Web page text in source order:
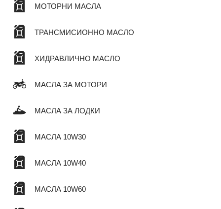
МОТОРНИ МАСЛА
ТРАНСМИСИОННО МАСЛО
ХИДРАВЛИЧНО МАСЛО
МАСЛА ЗА МОТОРИ
МАСЛА ЗА ЛОДКИ
МАСЛА 10W30
МАСЛА 10W40
МАСЛА 10W60